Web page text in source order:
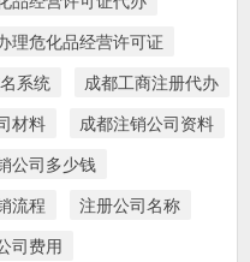
理危化品经营许可证
系统
成都工商注册代办
材料
成都注销公司资料
公司多少钱
流程
注册公司名称
司费用